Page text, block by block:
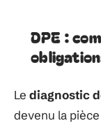
DPE :
Le diagnostic
devenu la